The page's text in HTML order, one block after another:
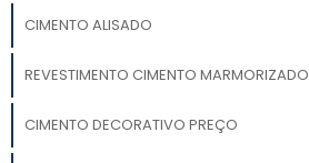
CIMENTO ALISADO
REVESTIMENTO CIMENTO MARMORIZADO
CIMENTO DECORATIVO PREÇO